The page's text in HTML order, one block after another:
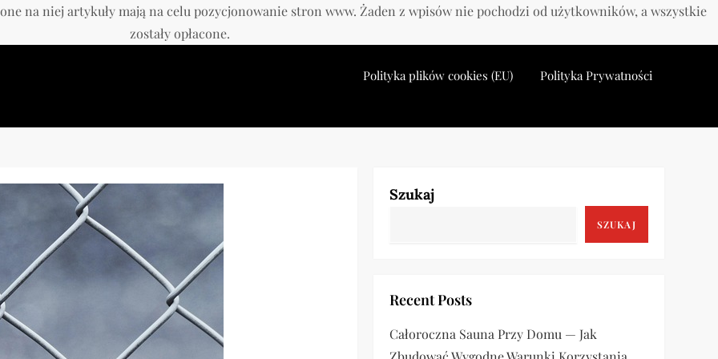
na niej artykuły mają na celu pozycjonowanie stron www. Żaden z wpisów nie pochodzi od użytkowników, a wszystkie
zostały opłacone.
Polityka plików cookies (EU) Polityka Prywatności
Szukaj
SZUKAJ
Recent Posts
Całoroczna Sauna Przy Domu — Jak